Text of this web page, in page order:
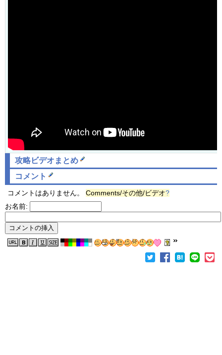
攻略ビデオまとめ
コメント
コメントはありません。 Comments/その他/ビデオ?
お名前: